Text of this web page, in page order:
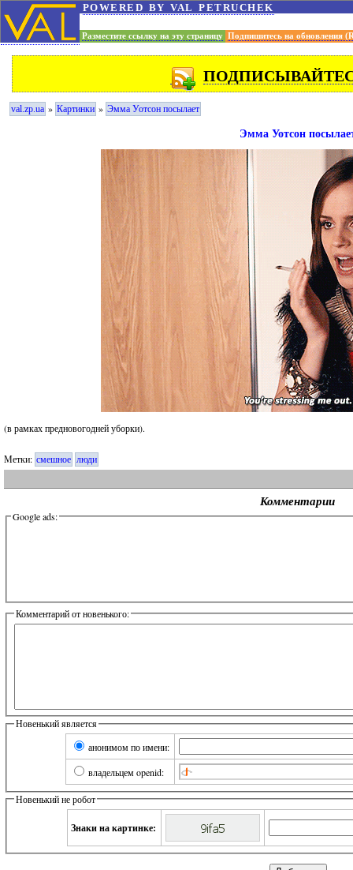
powered by val petruchek
Разместите ссылку на эту страницу Подпишитесь на обновления
val.zp.ua » Картинки » Эмма Уотсон посылает
Эмма Уотсон
(в рамках предновогодней уборки).
Метки: смешное люди
Комментарии
Google ads:
Комментарий от новенького:
Новенький является
анонимом по имени:
владельцем openid:
Новенький не робот
Знаки на картинке: